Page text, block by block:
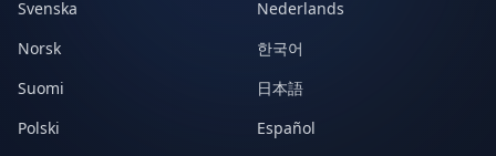
Svenska
Nederlands
Norsk
한국어
Suomi
日本語
Polski
Español